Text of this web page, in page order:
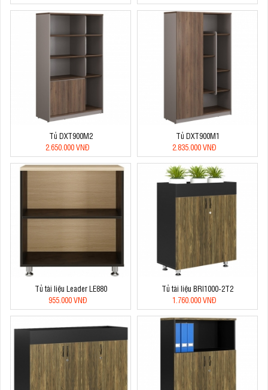
Tủ DXT900M2
2.650.000 VNĐ
Tủ DXT900M1
2.835.000 VNĐ
Tủ tài liệu Leader LE880
955.000 VNĐ
Tủ tài liệu BRI1000-2T2
1.760.000 VNĐ